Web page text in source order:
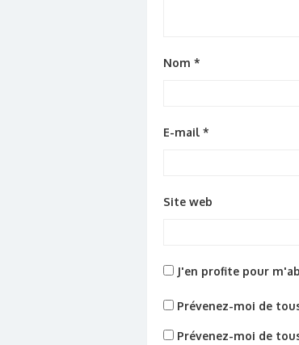
Nom *
E-mail *
Site web
J'en profite pour
Prévenez-moi de
Prévenez-moi de